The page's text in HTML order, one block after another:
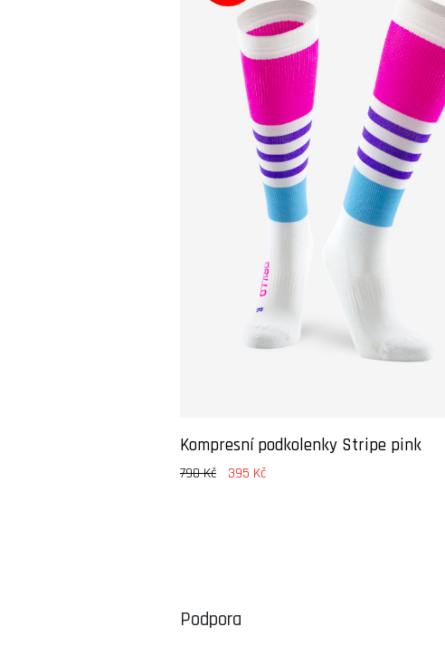
Kompresní podkolenky Stripe pink
790 Kč 395 Kč
Podpora